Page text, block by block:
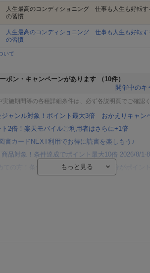
人生最高のコンディショニング 仕事も人生も好転す
の習慣
人生最高のコンディショニング 仕事も人生も好転す
の習慣
いて
ポン・キャンペーンがあります
（10件）
開催中のキ
施期間等の各種詳細条件は、必ず各説明頁でご確認く
ジャンル対象！ポイント最大3倍 おかえりキャン
2倍！楽天モバイルご利用者はさらに+1倍
書カードNEXT利用でお得に読書を楽しもう♪
品対象！条件達成でポイント最大10倍 2026/8/1-
ての方！条件達成で楽天ブックス購入分がポイント